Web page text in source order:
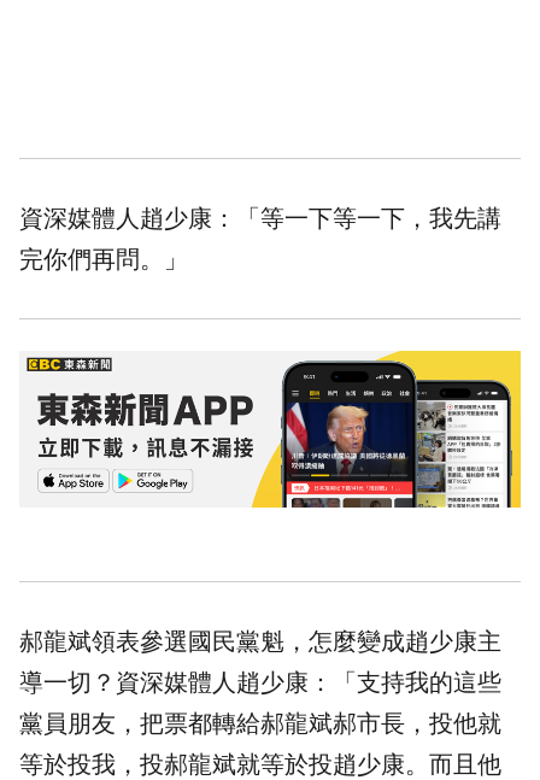
資深媒體人趙少康：「等一下等一下，我先講
完你們再問。」
郝龍斌領表參選國民黨魁，怎麼變成趙少康主
導一切？資深媒體人趙少康：「支持我的這些
黨員朋友，把票都轉給郝龍斌郝市長，投他就
等於投我，投郝龍斌就等於投趙少康。而且他